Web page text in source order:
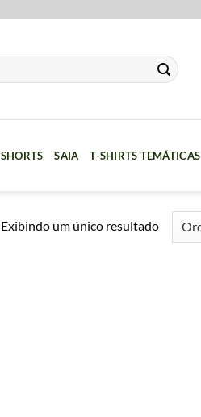
SHORTS SAIA T-SHIRTS TEMÁTICAS
Exibindo um único resultado